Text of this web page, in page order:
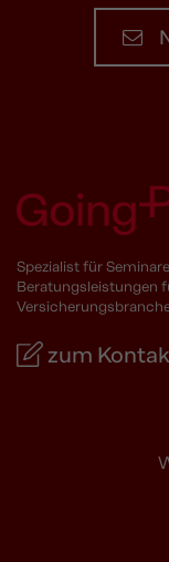
Spezialist für
Beratungsleistungen
zum